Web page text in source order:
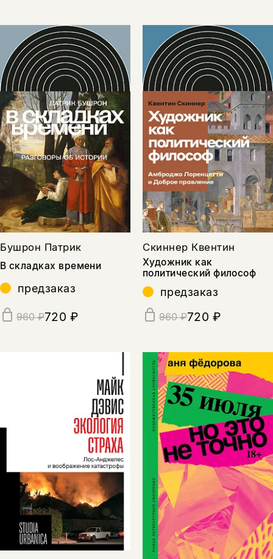
Бушрон Патрик
В складках времени
предзаказ
960 ₽720 ₽
Скиннер Квентин
Художник как
политический философ
предзаказ
960 ₽720 ₽